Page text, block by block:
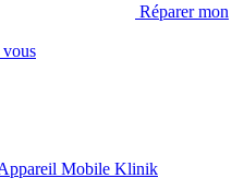
Réparer mon
vous
Mobile Klinik